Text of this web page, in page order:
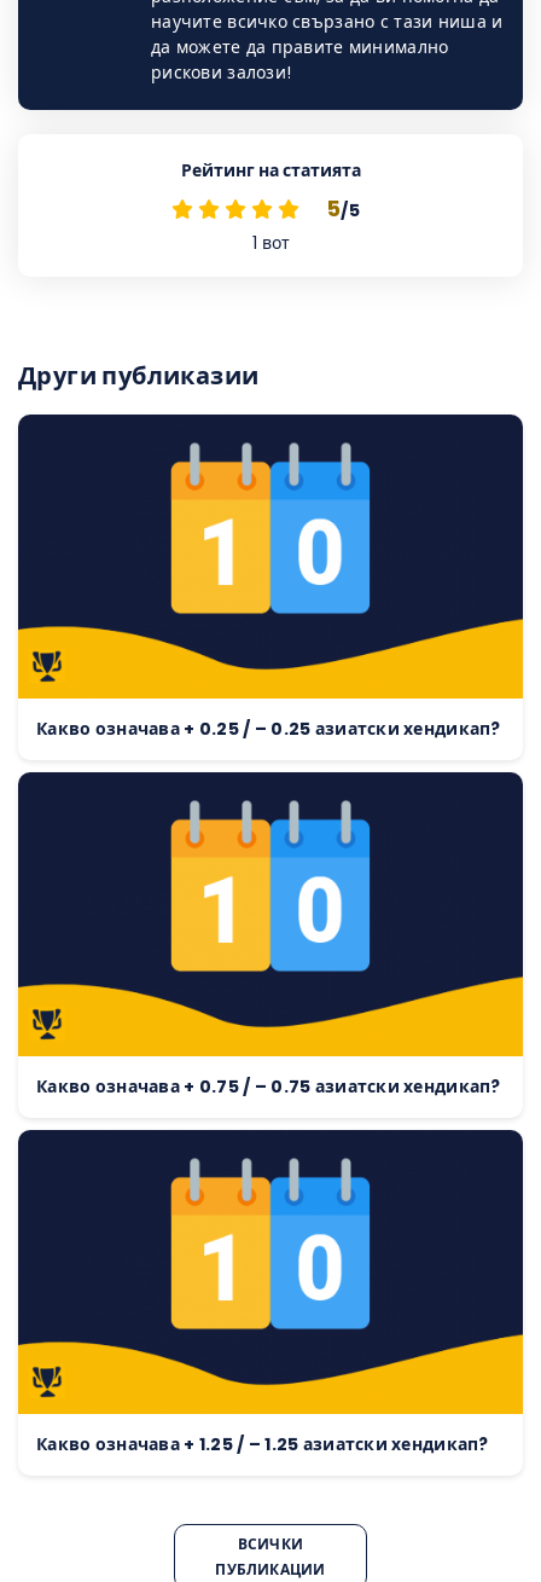
научите всичко свързано с тази ниша и
да можете да правите минимално
рискови залози!
Рейтинг на статията
5/5
1 вот
Други публиказии
Какво означава + 0.25 / – 0.25 азиатски хендикап?
Какво означава + 0.75 / – 0.75 азиатски хендикап?
Какво означава + 1.25 / – 1.25 азиатски хендикап?
ВСИЧКИ
ПУБЛИКАЦИИ